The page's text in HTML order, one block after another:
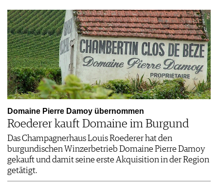
Domaine Pierre Damoy übernommen
Roederer kauft Domaine im Burgund
Das Champagnerhaus Louis Roederer hat den
burgundischen Winzerbetrieb Domaine Pierre Damoy
gekauft und damit seine erste Akquisition in der Region
getätigt.